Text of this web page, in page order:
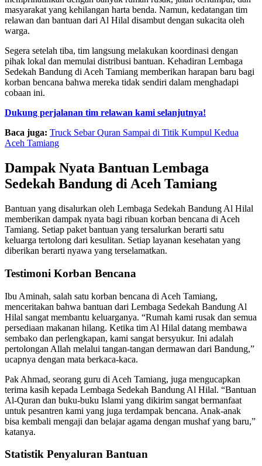
masyarakat yang kehilangan harta benda. Namun, kedatangan tim
relawan dan bantuan dari Al Hilal disambut dengan sukacita oleh
warga.
Segera setelah tiba, tim langsung melakukan koordinasi dengan
pihak lokal dan memulai distribusi bantuan. Kehadiran Lembaga
Sedekah Bandung di Aceh Tamiang memberikan harapan baru bagi
korban bencana bahwa mereka tidak sendiri dalam menghadapi
cobaan ini.
Dukung perjalanan tim relawan kami selanjutnya!
Baca juga: Truck Sebar Quran Sampai di Titik Kumpul Kedua
Aceh Tamiang
Dampak Nyata Bantuan Lembaga
Sedekah Bandung di Aceh Tamiang
Bantuan yang disalurkan oleh Lembaga Sedekah Bandung Al Hilal
memberikan dampak nyata bagi ribuan korban bencana di Aceh
Tamiang. Setiap paket bantuan yang tersalurkan berarti satu
keluarga tertolong dari kesulitan. Setiap layanan kesehatan yang
diberikan berarti nyawa yang terselamatkan.
Testimoni Korban Bencana
Ibu Aminah, salah satu korban bencana di Aceh Tamiang,
menceritakan bahwa bantuan dari Lembaga Sedekah Bandung Al
Hilal sangat membantu keluarganya. “Rumah kami rusak dan semua
persediaan makanan hilang. Ketika tim Al Hilal datang membawa
sembako dan perlengkapan, kami sangat bersyukur. Ini adalah
pertolongan Allah melalui tangan-tangan dermawan dari Bandung,”
ucapnya dengan mata berkaca-kaca.
Pak Ahmad, seorang guru di Aceh Tamiang, juga mengucapkan
terima kasih kepada Lembaga Sedekah Bandung Al Hilal. “Bantuan
Al-Quran dan buku-buku Islami yang dikirim sangat bermanfaat
untuk pesantren kami yang juga terdampak bencana. Anak-anak
bisa kembali mengaji dan belajar agama dengan mushaf yang baru,”
katanya.
Statistik Penyaluran Bantuan